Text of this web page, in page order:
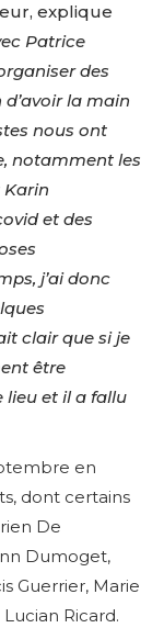
explique
Patrice
des
la main
nous ont
notamment les
et des
j’ai donc
clair que si je
être
lieu et il a fallu
en
, dont certains
De
Dumoget,
Guerrier, Marie
Ricard.